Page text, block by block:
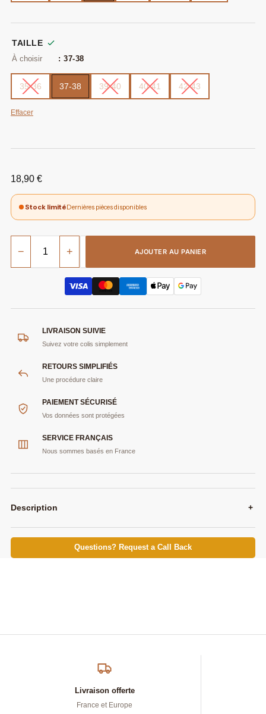
TAILLE
: 37-38
35-36 37-38 39-40 40-41 42-43
Effacer
18,90 €
Stock limitéDernières pièces disponibles
− + AJOUTER AU PANIER
LIVRAISON SUIVIE
Suivez votre colis simplement
RETOURS SIMPLIFIÉS
Une procédure claire
PAIEMENT SÉCURISÉ
Vos données sont protégées
SERVICE FRANÇAIS
Nous sommes basés en France
Description +
Questions? Request a Call Back
Livraison offerte
France et Europe